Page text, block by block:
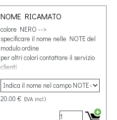
NOME RICAMATO
colore NERO -->
specificare il nome nelle NOTE del
modulo ordine
per altri colori contattare il servizio
clienti
20,00 € (IVA incl.)